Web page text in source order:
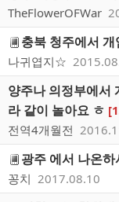
TheFlowerOFWar
충북 청주에서
나귀엽지☆
양주나 의정부에서
라 같이 놀아요 ㅎ
전역4개월전
광주 에서 나온하
꽁치 2017.08.10